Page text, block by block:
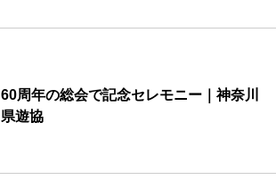
60周年の総会で記念セレモニー｜神奈川
県遊協